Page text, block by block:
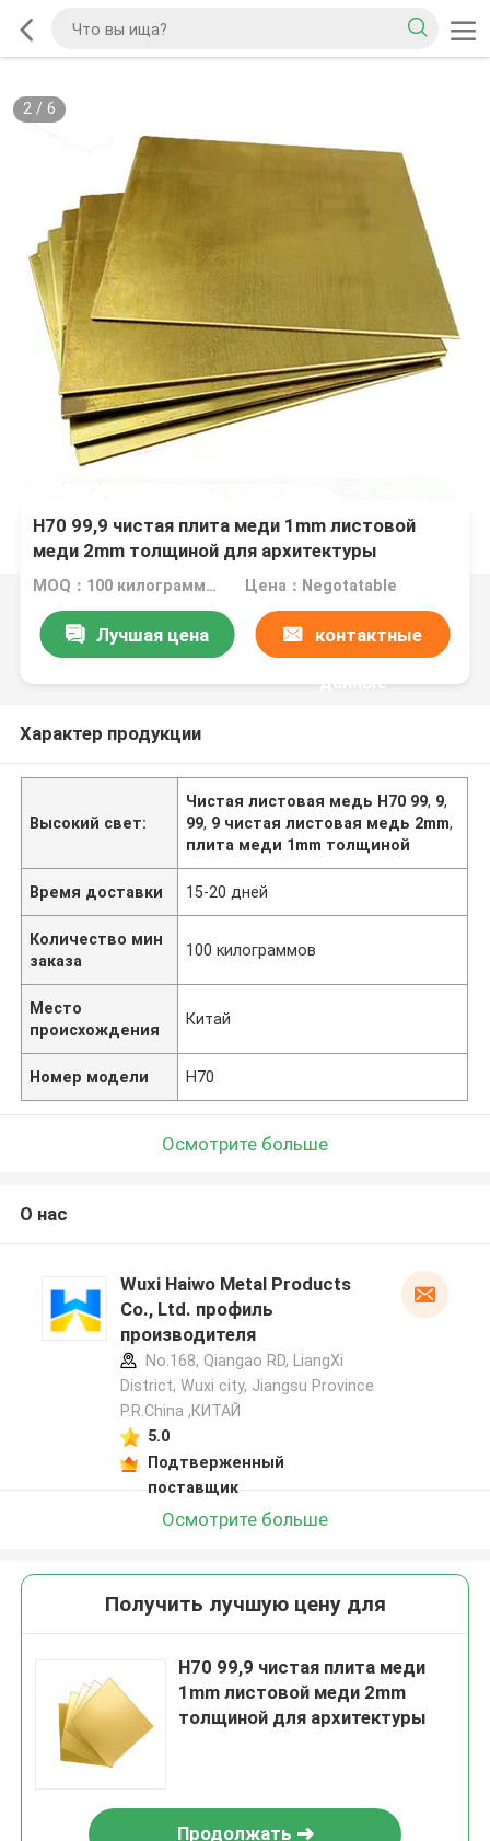
2/ 6
H70 99,9 чистая плита меди 1mm листовой
меди 2mm толщиной для архитектуры
MOQ：100 килограммов Цена：Negotatable
Лучшая цена контактные
данные
Характер продукции
Высокий свет:
Чистая листовая медь H70 99, 9,
99, 9 чистая листовая медь 2mm,
плита меди 1mm толщиной
Время доставки 15-20 дней
Количество мин
заказа
100 килограммов
Место
происхождения
Китай
Номер модели H70
Осмотрите больше
О нас
Wuxi Haiwo Metal Products
Co., Ltd. профиль
производителя
No.168, Qiangao RD, LiangXi
District, Wuxi city, Jiangsu Province
P.R.China ,КИТАЙ
5.0
Подтверженный
поставщик
Осмотрите больше
Получить лучшую цену для
H70 99,9 чистая плита меди
1mm листовой меди 2mm
толщиной для архитектуры
Продолжать